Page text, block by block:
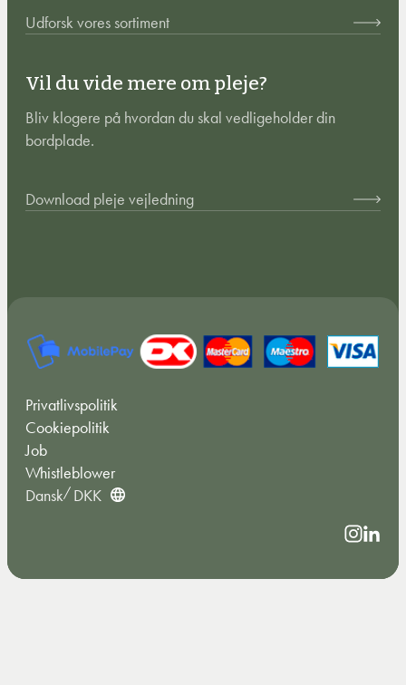
Udforsk vores sortiment
Vil du vide mere om pleje?
Bliv klogere på hvordan du skal vedligeholder din
bordplade.
Download pleje vejledning
Privatlivspolitik
Cookiepolitik
Job
Whistleblower
Dansk DKK